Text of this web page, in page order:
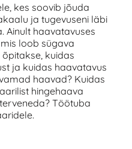
kes soovib jõuda
ja tugevuseni läbi
Ainult haavatavuses
loob sügava
kuidas
ja kuidas haavatavus
haavad? Kuidas
hingehaava
Töötuba